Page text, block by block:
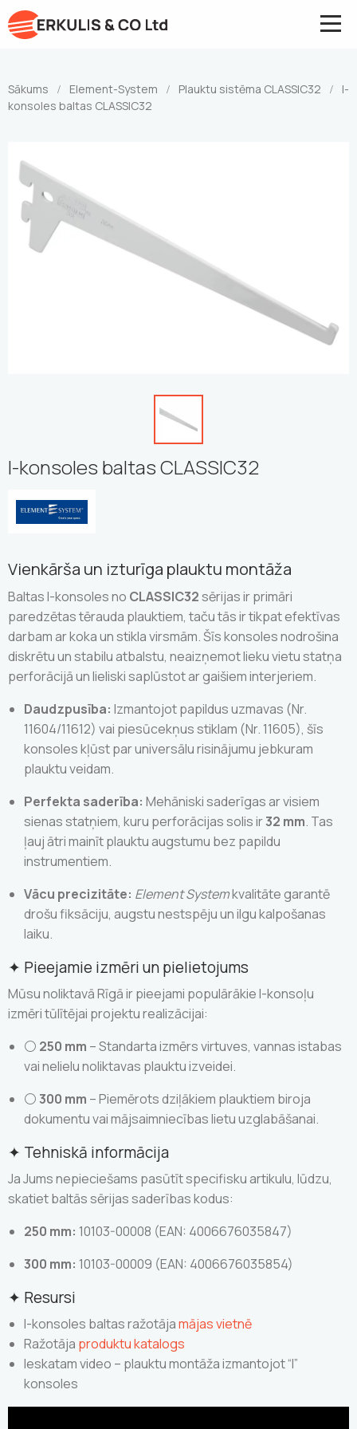
Sākums / Element-System / Plauktu sistēma CLASSIC32 /
I-
konsoles baltas CLASSIC32
I-konsoles baltas CLASSIC32
Vienkārša un izturīga plauktu montāža
Baltas I-konsoles no CLASSIC32sērijas ir primāri
paredzētas tērauda plauktiem, taču tās ir tikpat efektīvas
darbam ar koka un stikla virsmām. Šīs konsoles nodrošina
diskrētu un stabilu atbalstu, neaizņemot lieku vietu statņa
perforācijā un lieliski saplūstot ar gaišiem interjeriem.
Daudzpusība: Izmantojot papildus uzmavas (Nr.
11604/11612) vai piesūcekņus stiklam (Nr. 11605), šīs
konsoles kļūst par universālu risinājumu jebkuram
plauktu veidam.
Perfekta saderība: Mehāniski saderīgas ar visiem
sienas statņiem, kuru perforācijas solis ir32 mm. Tas
ļauj ātri mainīt plauktu augstumu bez papildu
instrumentiem.
Vācu precizitāte: Element Systemkvalitāte garantē
drošu fiksāciju, augstu nestspēju un ilgu kalpošanas
laiku.
✦ Pieejamie izmēri un pielietojums
Mūsu noliktavā Rīgā ir pieejami populārākie I-konsoļu
izmēri tūlītējai projektu realizācijai:
⚪ 250 mm – Standarta izmērs virtuves, vannas istabas
vai nelielu noliktavas plauktu izveidei.
⚪300 mm – Piemērots dziļākiem plauktiem biroja
dokumentu vai mājsaimniecības lietu uzglabāšanai.
✦ Tehniskā informācija
Ja Jums nepieciešams pasūtīt specifisku artikulu, lūdzu,
skatiet baltās sērijas saderības kodus:
250 mm: 10103-00008 (EAN: 4006676035847)
300 mm: 10103-00009 (EAN: 4006676035854)
✦ Resursi
I-konsoles baltas ražotājamājas vietnē
Ražotāja produktu katalogs
Ieskatam video – plauktu montāža izmantojot “I”
konsoles